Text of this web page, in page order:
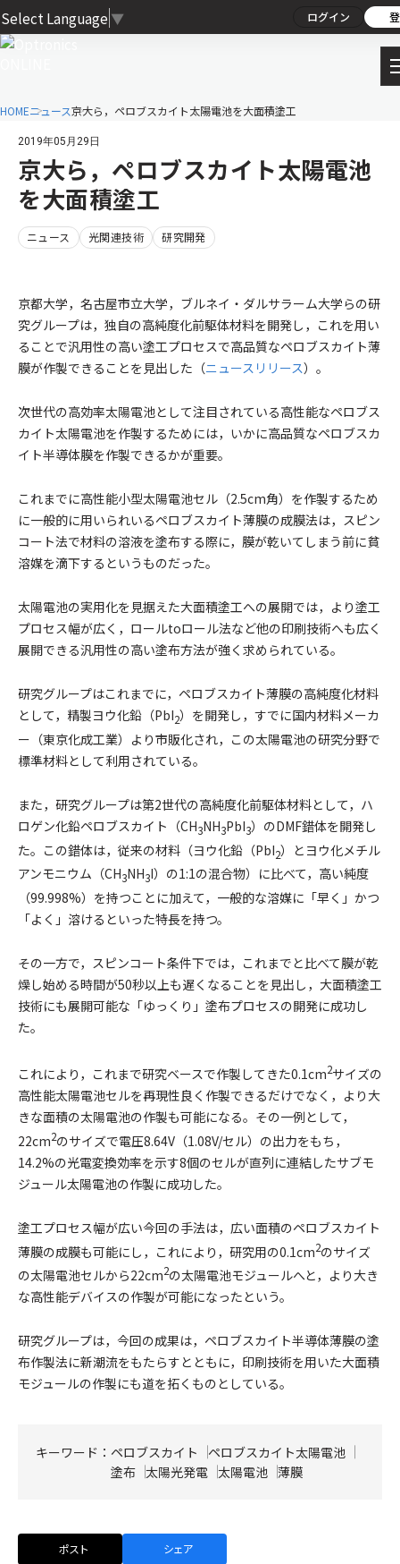
Select Language ▼ ログイン
HOMEニュース京大ら，ペロブスカイト太陽電池を大面積塗工
2019年05月29日
京大ら，ペロブスカイト太陽電池
を大面積塗工
ニュース 光関連技術 研究開発
京都大学，名古屋市立大学，ブルネイ・ダルサラーム大学らの研
究グループは，独自の高純度化前駆体材料を開発し，これを用い
ることで汎用性の高い塗工プロセスで高品質なペロブスカイト薄
膜が作製できることを見出した（ニュースリリース）。
次世代の高効率太陽電池として注目されている高性能なペロブス
カイト太陽電池を作製するためには，いかに高品質なペロブスカ
イト半導体膜を作製できるかが重要。
これまでに高性能小型太陽電池セル（2.5cm角）を作製するため
に一般的に用いられいるペロブスカイト薄膜の成膜法は，スピン
コート法で材料の溶液を塗布する際に，膜が乾いてしまう前に貧
溶媒を滴下するというものだった。
太陽電池の実用化を見据えた大面積塗工への展開では，より塗工
プロセス幅が広く，ロールtoロール法など他の印刷技術へも広く
展開できる汎用性の高い塗布方法が強く求められている。
研究グループはこれまでに，ペロブスカイト薄膜の高純度化材料
として，精製ヨウ化鉛（PbI2）を開発し，すでに国内材料メーカ
ー（東京化成工業）より市販化され，この太陽電池の研究分野で
標準材料として利用されている。
また，研究グループは第2世代の高純度化前駆体材料として，ハ
ロゲン化鉛ペロブスカイト（CH3NH3PbI3）のDMF錯体を開発し
た。この錯体は，従来の材料（ヨウ化鉛（PbI2）とヨウ化メチル
アンモニウム（CH3NH3I）の1:1の混合物）に比べて，高い純度
（99.998%）を持つことに加えて，一般的な溶媒に「早く」かつ
「よく」溶けるといった特長を持つ。
その一方で，スピンコート条件下では，これまでと比べて膜が乾
燥し始める時間が50秒以上も遅くなることを見出し，大面積塗工
技術にも展開可能な「ゆっくり」塗布プロセスの開発に成功し
た。
これにより，これまで研究ベースで作製してきた0.1cm2サイズの
高性能太陽電池セルを再現性良く作製できるだけでなく，より大
きな面積の太陽電池の作製も可能になる。その一例として，
22cm2のサイズで電圧8.64V（1.08V/セル）の出力をもち，
14.2%の光電変換効率を示す8個のセルが直列に連結したサブモ
ジュール太陽電池の作製に成功した。
塗工プロセス幅が広い今回の手法は，広い面積のペロブスカイト
薄膜の成膜も可能にし，これにより，研究用の0.1cm2のサイズ
の太陽電池セルから22cm2の太陽電池モジュールへと，より大き
な高性能デバイスの作製が可能になったという。
研究グループは，今回の成果は，ペロブスカイト半導体薄膜の塗
布作製法に新潮流をもたらすとともに，印刷技術を用いた大面積
モジュールの作製にも道を拓くものとしている。
キーワード： ペロブスカイト
ペロブスカイト太陽電池
塗布 太陽光発電 太陽電池 薄膜
ポスト シェア